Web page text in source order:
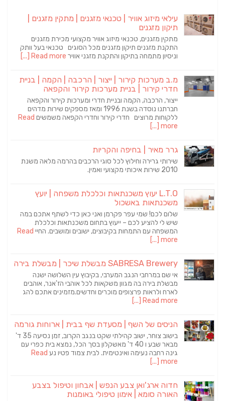
עילאי מיזוג אוויר | טכנאי מזגנים | מתקין מזגנים |
תיקון מזגנים
מתקין מזגנים, טכנאי מיזוג אוויר מקצועי מכירת מזגנים
התקנת מזגנים תיקון מזגנים מכל הסוגים טכנאי בעל וותק
וניסיון מתמחה בתיקון והתקנת מזגני אוויר Read more [...]
מ.ב מערכות קירור | ייצור | הרכבה | הקמה | בניית
חדרי קירור | בניית מערכות קירור והקפאה
ייצור, הרכבה, הקמה ובניית חדרי ומערכות קירור והקפאה
חברתנו נוסדה בשנת 1996 ומאז מספקים שירות מדהים
ללקוחות מרוצים חדרי קירור וחדרי הקפאה משמשים Read
more [...]
גרר מאיר | בחיפה והקריות
שירותי גרירה וחילוץ לכל סוגי הרכבים בהרמה מלאה משנת
2010 שירות איכותי מקצועי ואמין.
L.T.O יעוץ משכנתאות וכלכלת משפחה | יועץ
משכנתאות באשכול
שלום לכם! שמי עפר פקרמן ואני כאן כדי לשתף אתכם במה
שיש לי להציע לכם – ייעוץ בתחום משכנתאות וכלכלת
המשפחה עם התמחות בקיבוצים, ישובים ומושבים. החיי Read
more [...]
SABRESA Brewery מבשלת שיכר | מבשלת בירה
אי שם במרחבי הנגב המערבי, בקיבוץ עין השלושה ישנה
מבשלת בירה בה מגוון משקאות לכל אוהבי הז'אנר, אוהבים
לארח ולראות פרצופים מוכרים וחדשים.מזמינים אתכם להג
Read more [...]
הניסים של השף | מסעדת שף בבית | ארוחות גורמה
בישוב צוחר, ישוב קהילתי שקט בנגב הקרוב, זמן נסיעה 35 ד'
מבאר שבע ו 40 ד' מאשקלון בסך הכל, נמצא בית כפרי עם
גינה רחבה נעימה ואינטימית. לבית צמוד פטיו נע Read
more [...]
חדוה ארג'ואן צבע הנפש | אבחון וטיפול בצבע
האורה סומא | אימון טיפולי באומנות